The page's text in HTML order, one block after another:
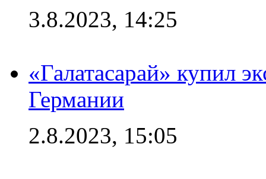
3.8.2023, 14:25
«Галатасарай» купил
Германии
2.8.2023, 15:05